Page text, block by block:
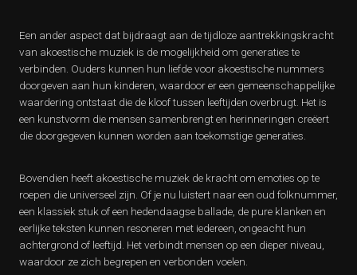
Een ander aspect dat bijdraagt aan de tijdloze aantrekkingskracht
van akoestische muziek is de mogelijkheid om generaties te
verbinden. Ouders kunnen hun liefde voor akoestische nummers
doorgeven aan hun kinderen, waardoor er een gemeenschappelijke
waardering ontstaat die de kloof tussen leeftijden overbrugt. Het is
een kunstvorm die mensen samenbrengt en herinneringen creëert
die doorgegeven kunnen worden aan toekomstige generaties.
Bovendien heeft akoestische muziek de kracht om emoties op te
roepen die universeel zijn. Of je nu luistert naar een oud folknummer,
een klassiek stuk of een hedendaagse ballade, de pure klanken en
eerlijke teksten kunnen resoneren met iedereen, ongeacht hun
achtergrond of leeftijd. Het verbindt mensen op een dieper niveau,
waardoor ze zich begrepen en verbonden voelen.